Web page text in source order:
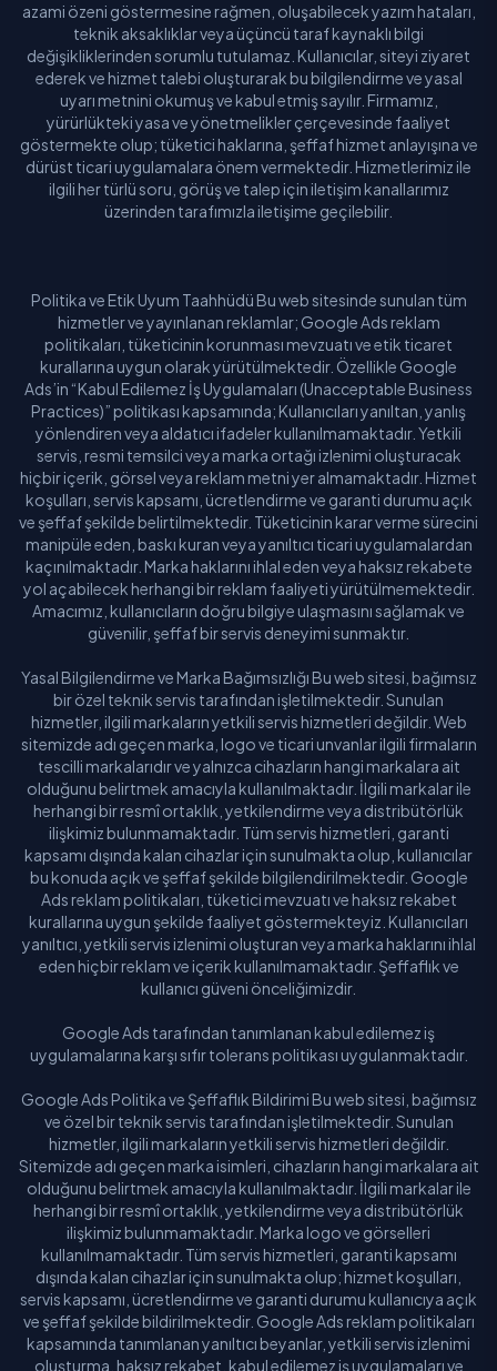
azami özeni göstermesine rağmen, oluşabilecek yazım hataları,
teknik aksaklıklar veya üçüncü taraf kaynaklı bilgi
değişikliklerinden sorumlu tutulamaz. Kullanıcılar, siteyi ziyaret
ederek ve hizmet talebi oluşturarak bu bilgilendirme ve yasal
uyarı metnini okumuş ve kabul etmiş sayılır. Firmamız,
yürürlükteki yasa ve yönetmelikler çerçevesinde faaliyet
göstermekte olup; tüketici haklarına, şeffaf hizmet anlayışına ve
dürüst ticari uygulamalara önem vermektedir. Hizmetlerimiz ile
ilgili her türlü soru, görüş ve talep için iletişim kanallarımız
üzerinden tarafımızla iletişime geçilebilir.
Politika ve Etik Uyum Taahhüdü Bu web sitesinde sunulan tüm
hizmetler ve yayınlanan reklamlar; Google Ads reklam
politikaları, tüketicinin korunması mevzuatı ve etik ticaret
kurallarına uygun olarak yürütülmektedir. Özellikle Google
Ads’in “Kabul Edilemez İş Uygulamaları (Unacceptable Business
Practices)” politikası kapsamında; Kullanıcıları yanıltan, yanlış
yönlendiren veya aldatıcı ifadeler kullanılmamaktadır. Yetkili
servis, resmi temsilci veya marka ortağı izlenimi oluşturacak
hiçbir içerik, görsel veya reklam metni yer almamaktadır. Hizmet
koşulları, servis kapsamı, ücretlendirme ve garanti durumu açık
ve şeffaf şekilde belirtilmektedir. Tüketicinin karar verme sürecini
manipüle eden, baskı kuran veya yanıltıcı ticari uygulamalardan
kaçınılmaktadır. Marka haklarını ihlal eden veya haksız rekabete
yol açabilecek herhangi bir reklam faaliyeti yürütülmemektedir.
Amacımız, kullanıcıların doğru bilgiye ulaşmasını sağlamak ve
güvenilir, şeffaf bir servis deneyimi sunmaktır.
Yasal Bilgilendirme ve Marka Bağımsızlığı Bu web sitesi, bağımsız
bir özel teknik servis tarafından işletilmektedir. Sunulan
hizmetler, ilgili markaların yetkili servis hizmetleri değildir. Web
sitemizde adı geçen marka, logo ve ticari unvanlar ilgili firmaların
tescilli markalarıdır ve yalnızca cihazların hangi markalara ait
olduğunu belirtmek amacıyla kullanılmaktadır. İlgili markalar ile
herhangi bir resmî ortaklık, yetkilendirme veya distribütörlük
ilişkimiz bulunmamaktadır. Tüm servis hizmetleri, garanti
kapsamı dışında kalan cihazlar için sunulmakta olup, kullanıcılar
bu konuda açık ve şeffaf şekilde bilgilendirilmektedir. Google
Ads reklam politikaları, tüketici mevzuatı ve haksız rekabet
kurallarına uygun şekilde faaliyet göstermekteyiz. Kullanıcıları
yanıltıcı, yetkili servis izlenimi oluşturan veya marka haklarını ihlal
eden hiçbir reklam ve içerik kullanılmamaktadır. Şeffaflık ve
kullanıcı güveni önceliğimizdir.
Google Ads tarafından tanımlanan kabul edilemez iş
uygulamalarına karşı sıfır tolerans politikası uygulanmaktadır.
Google Ads Politika ve Şeffaflık Bildirimi Bu web sitesi, bağımsız
ve özel bir teknik servis tarafından işletilmektedir. Sunulan
hizmetler, ilgili markaların yetkili servis hizmetleri değildir.
Sitemizde adı geçen marka isimleri, cihazların hangi markalara ait
olduğunu belirtmek amacıyla kullanılmaktadır. İlgili markalar ile
herhangi bir resmî ortaklık, yetkilendirme veya distribütörlük
ilişkimiz bulunmamaktadır. Marka logo ve görselleri
kullanılmamaktadır. Tüm servis hizmetleri, garanti kapsamı
dışında kalan cihazlar için sunulmakta olup; hizmet koşulları,
servis kapsamı, ücretlendirme ve garanti durumu kullanıcıya açık
ve şeffaf şekilde bildirilmektedir. Google Ads reklam politikaları
kapsamında tanımlanan yanıltıcı beyanlar, yetkili servis izlenimi
oluşturma, haksız rekabet, kabul edilemez iş uygulamaları ve